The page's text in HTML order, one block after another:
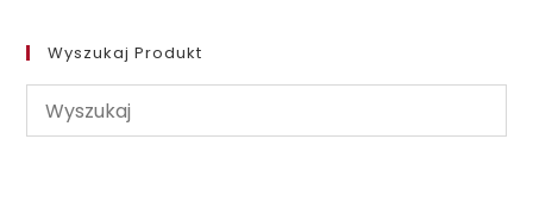
Wyszukaj Produkt